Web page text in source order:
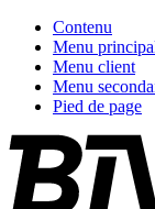
Contenu
Menu
Menu client
Menu
Pied de page